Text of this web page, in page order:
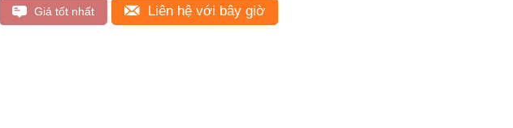
Giá tốt nhất Liên hệ với bây giờ